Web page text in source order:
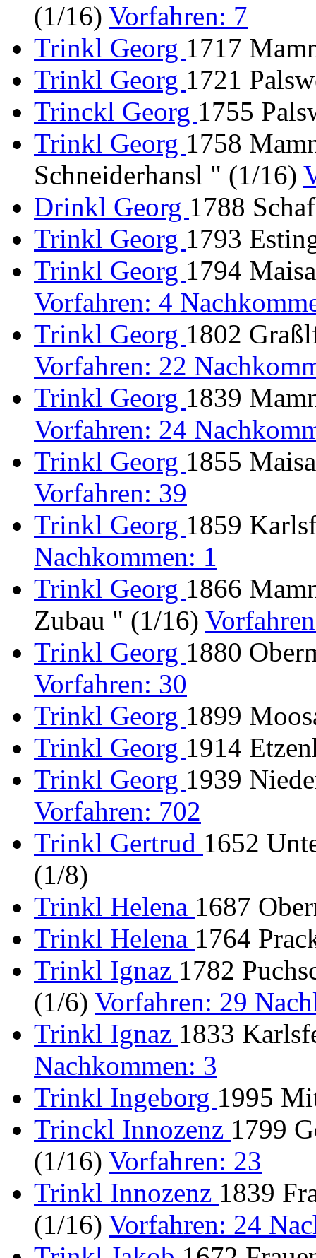
(1/16) Vorfahren: 7
Trinkl Georg 1717
Trinkl Georg 1721
Trinckl Georg 1755
Trinkl Georg 1758
Schneiderhansl " (1/16)
Drinkl Georg 1788
Trinkl Georg 1793
Trinkl Georg 1794
Vorfahren: 4
Trinkl Georg 1802
Vorfahren: 22
Trinkl Georg 1839
Vorfahren: 24
Trinkl Georg 1855
Vorfahren: 39
Trinkl Georg 1859
Nachkommen: 1
Trinkl Georg 1866
Zubau " (1/16)
Trinkl Georg 1880
Vorfahren: 30
Trinkl Georg 1899
Trinkl Georg 1914
Trinkl Georg 1939
Vorfahren: 702
Trinkl Gertrud 1652
(1/8)
Trinkl Helena 1687
Trinkl Helena 1764
Trinkl Ignaz 1782
(1/6) Vorfahren: 29
Trinkl Ignaz 1833
Nachkommen: 3
Trinkl Ingeborg 1995
Trinckl Innozenz 1799
(1/16) Vorfahren: 23
Trinkl Innozenz 1839
(1/16) Vorfahren: 24